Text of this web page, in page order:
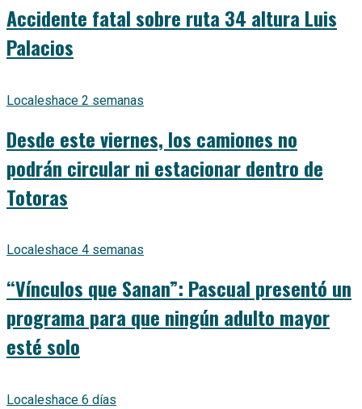
Accidente fatal sobre ruta 34 altura Luis
Palacios
Localeshace 2 semanas
Desde este viernes, los camiones no
podrán circular ni estacionar dentro de
Totoras
Localeshace 4 semanas
“Vínculos que Sanan”: Pascual presentó un
programa para que ningún adulto mayor
esté solo
Localeshace 6 días